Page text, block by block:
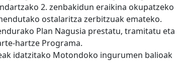
2. zenbakidun eraikina okupatzeko
ostalaritza zerbitzuak emateko.
Plan Nagusia prestatu, tramitatu eta
hartze Programa.
idatzitako Motondoko ingurumen balioak